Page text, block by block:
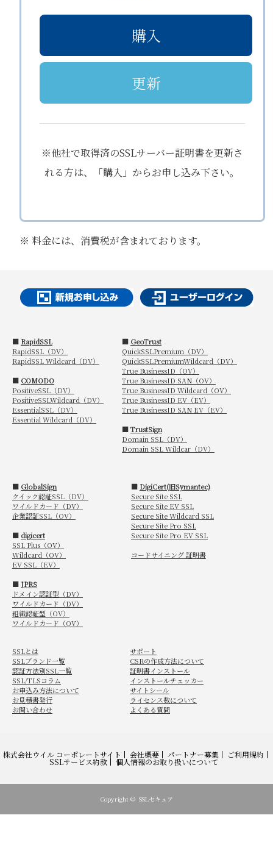
購入
更新
※他社で取得済のSSLサーバー証明書を更新さ
れる方は、「購入」からお申し込み下さい。
※ 料金には、消費税が含まれております。
■ RapidSSL ■ GeoTrust
RapidSSL（DV）
QuickSSLPremium（DV）
RapidSSL Wildcard（DV）
QuickSSLPremiumWildcard（DV）
True BusinessID（OV）
■ COMODO
True BusinessID SAN（OV）
PositiveSSL（DV）
True BusinessID Wildcard（OV）
PositiveSSLWildcard（DV）
True BusinessID EV（EV）
EssentialSSL（DV）
True BusinessID SAN EV（EV）
Essential Wildcard（DV）
■TrustSign
Domain SSL（DV）
Domain SSL Wildcar（DV）
■ GlobalSign ■ DigiCert(旧Symantec)
クイック認証SSL（DV）
Secure Site SSL
ワイルドカード（DV）
Secure Site EV SSL
企業認証SSL（OV）
Secure Site Wildcard SSL
Secure Site Pro SSL
■ digicert
Secure Site Pro EV SSL
SSL Plus（OV）
Wildcard（OV）
コードサイニング 証明書
EV SSL（EV）
■JPRS
ドメイン認証型（DV）
ワイルドカード（DV）
組織認証型（OV）
ワイルドカード（OV）
SSLとは
サポート
SSLブランド一覧
CSRの作成方法について
認証方法別SSL一覧
証明書インストール
SSL/TLSコラム
インストールチェッカー
お申込み方法について
サイトシール
お見積書発行
ライセンス数について
お問い合わせ
よくある質問
株式会社ウイル コーポレートサイト 会社概要 パートナー募集 ご利用規約
SSLサービス約款 個人情報のお取り扱いについて
Copyright © SSLセキュア